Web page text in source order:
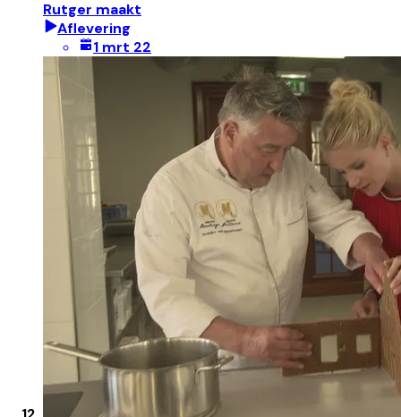
Rutger maakt
Aflevering
1 mrt 22